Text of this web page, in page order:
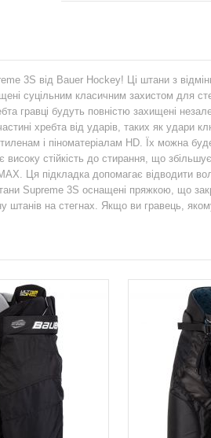
3S від Bauer Hockey! Ці штани з
суцільним класичним захистом для
гравці будуть повністю захищені
хребта від ударів, таких як удари
і піноматеріалам HD. Їх можна
стійкість до стирання, що
Ця підкладка допомагає відводити
Supreme 3S оснащені пряжкою, що
на стегнах. Якщо ви гравець,